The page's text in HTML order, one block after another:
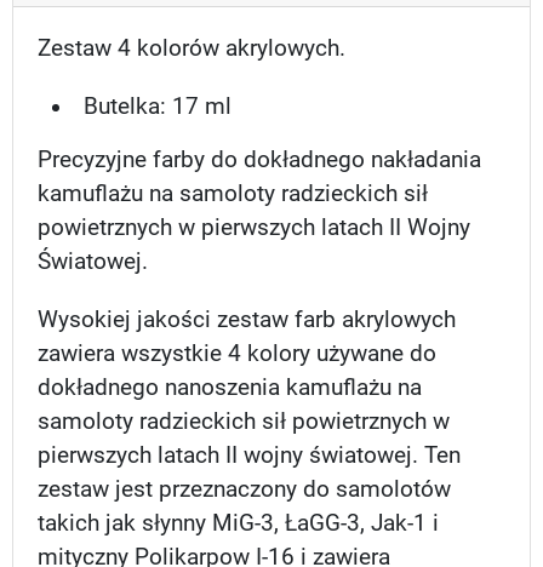
Zestaw 4 kolorów akrylowych.
Butelka: 17 ml
Precyzyjne farby do dokładnego nakładania
kamuflażu na samoloty radzieckich sił
powietrznych w pierwszych latach II Wojny
Światowej.
Wysokiej jakości zestaw farb akrylowych
zawiera wszystkie 4 kolory używane do
dokładnego nanoszenia kamuflażu na
samoloty radzieckich sił powietrznych w
pierwszych latach II wojny światowej. Ten
zestaw jest przeznaczony do samolotów
takich jak słynny MiG-3, ŁaGG-3, Jak-1 i
mityczny Polikarpow I-16 i zawiera